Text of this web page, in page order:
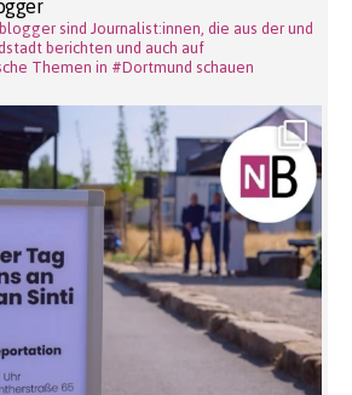
sind Journalist:innen, die aus der und
berichten und auch auf
Themen in #Dortmund schauen